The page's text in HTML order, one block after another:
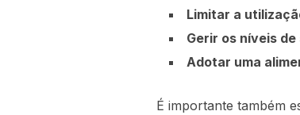
Limitar a
Gerir os níveis
Adotar uma
É importante também